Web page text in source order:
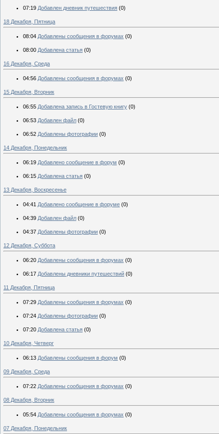
07:19 Добавлен дневник путешествия (0)
18 Декабря, Пятница
08:04 Добавлены сообщения в форумах (0)
08:00 Добавлена статья (0)
16 Декабря, Среда
04:56 Добавлены сообщения в форумах (0)
15 Декабря, Вторник
06:55 Добавлена запись в Гостевую книгу (0)
06:53 Добавлен файл (0)
06:52 Добавлены фотографии (0)
14 Декабря, Понедельник
06:19 Добавлено сообщение в форум (0)
06:15 Добавлена статья (0)
13 Декабря, Воскресенье
04:41 Добавлено сообщение в форуме (0)
04:39 Добавлен файл (0)
04:37 Добавлены фотографии (0)
12 Декабря, Суббота
06:20 Добавлены сообщения в форумах (0)
06:17 Добавлены дневники путешествий (0)
11 Декабря, Пятница
07:29 Добавлены сообщения в форумах (0)
07:24 Добавлены фотографии (0)
07:20 Добавлена статья (0)
10 Декабря, Четверг
06:13 Добавлены сообщения в форум (0)
09 Декабря, Среда
07:22 Добавлены сообщения в форумах (0)
08 Декабря, Вторник
05:54 Добавлены сообщения в форумах (0)
07 Декабря, Понедельник